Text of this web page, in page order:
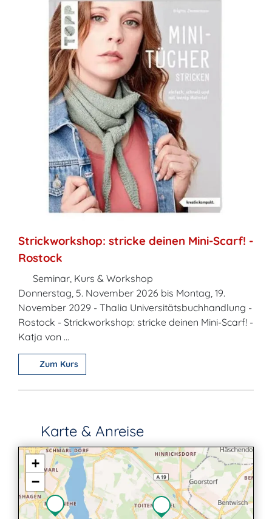
Strickworkshop: stricke deinen Mini-Scarf! -
Rostock
Seminar, Kurs & Workshop
Donnerstag, 5. November 2026 bis Montag, 19.
November 2029 - Thalia Universitätsbuchhandlung -
Rostock - Strickworkshop: stricke deinen Mini-Scarf! -
Katja von ...
Zum Kurs
Karte & Anreise
+
−